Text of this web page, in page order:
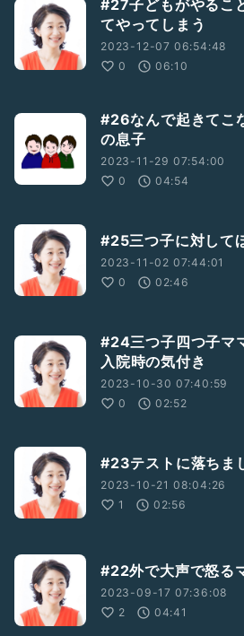
#27子どもがやるこ
てやってしまう
2023-12-07 06:54:48
0
06:10
#26なんで起きてこ
の息子
2023-11-29 07:54:00
0
04:54
#25三つ子に対して
2023-11-02 07:44:01
0
02:46
#24三つ子四つ子マ
入院時の気付き
2023-10-30 07:40:59
0
02:52
#23テストに落ちま
2023-10-21 08:04:26
1
02:56
#22外で大声で怒る
2023-09-17 07:36:08
2
04:41